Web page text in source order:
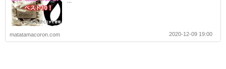
matatamacoron.com 2020-12-09 19:00